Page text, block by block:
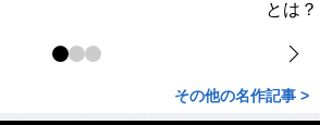
とは？
その他の名作記事 >